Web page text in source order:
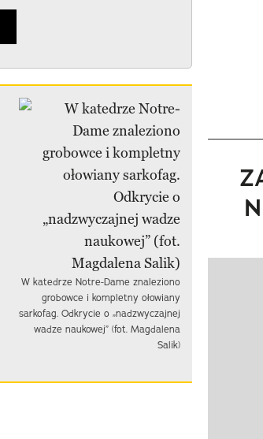
W katedrze Notre-Dame znaleziono
grobowce i kompletny ołowiany
sarkofag. Odkrycie o „nadzwyczajnej
wadze naukowej” (fot. Magdalena
Salik)